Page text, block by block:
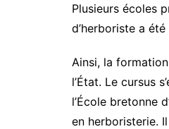
Plusieurs écoles
d’herboriste a
Ainsi, la
l’État. Le cursus
l’École bretonne
en herboristerie.